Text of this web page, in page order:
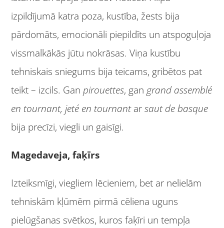
izpildījumā katra poza, kustība, žests bija
pārdomāts, emocionāli piepildīts un atspoguļoja
vissmalkākās jūtu nokrāsas. Viņa kustību
tehniskais sniegums bija teicams, gribētos pat
teikt – izcils. Ganpirouettes, gangrand assemblé
en tournant, jeté en tournantarsaut de basque
bija precīzi, viegli un gaisīgi.
Magedaveja, faķīrs
Izteiksmīgi, viegliem lēcieniem, bet ar nelielām
tehniskām kļūmēm pirmā cēliena uguns
pielūgšanas svētkos, kuros faķīri un tempļa